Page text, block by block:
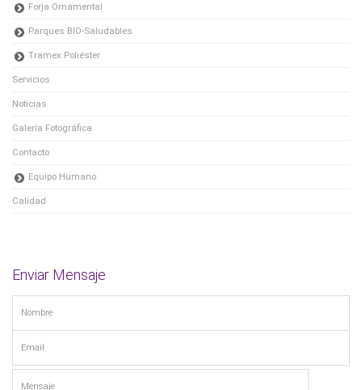
Forja Ornamental
Parques BIO-Saludables
Tramex Poliéster
Servicios
Noticias
Galería Fotográfica
Contacto
Equipo Humano
Calidad
Enviar Mensaje